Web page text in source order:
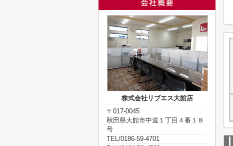
株式会社リブエス大館店
〒017-0045
秋田県大館市中道１丁目４番１８
号
TEL/0186-59-4701